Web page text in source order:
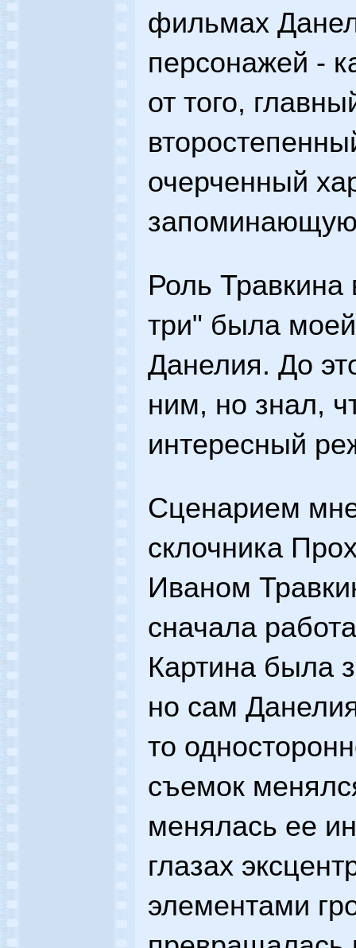
фильмах
персонажей -
от того,
очерченный
Роль Травкина
три" была
Данелия. До
ним, но знал,
интересный
Сценарием
склочника
Иваном
сначала
Картина была
но сам
то
съемок
менялась ее
глазах
элементами